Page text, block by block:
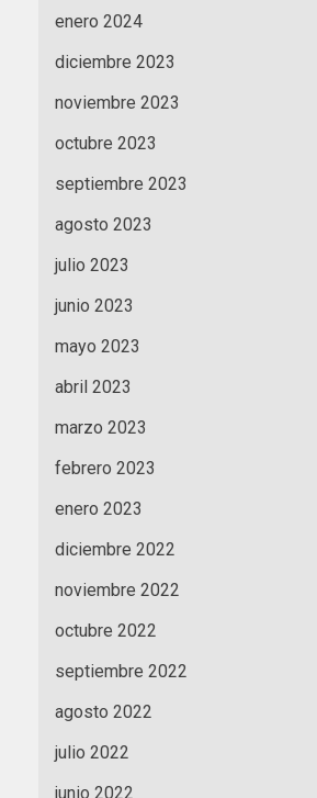
enero 2024
diciembre 2023
noviembre 2023
octubre 2023
septiembre 2023
agosto 2023
julio 2023
junio 2023
mayo 2023
abril 2023
marzo 2023
febrero 2023
enero 2023
diciembre 2022
noviembre 2022
octubre 2022
septiembre 2022
agosto 2022
julio 2022
junio 2022